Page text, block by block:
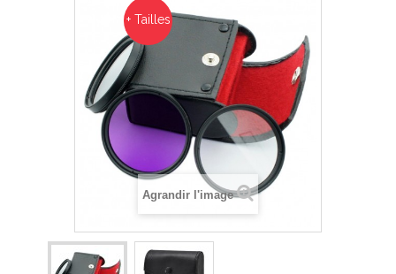
+ Tailles
Agrandir l'image